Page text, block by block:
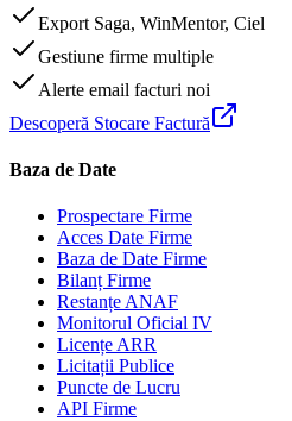
Export Saga, WinMentor, Ciel
Gestiune firme multiple
Alerte email facturi noi
Descoperă Stocare Factură
Baza de Date
Prospectare Firme
Acces Date Firme
Baza de Date Firme
Bilanț Firme
Restanțe ANAF
Monitorul Oficial IV
Licențe ARR
Licitații Publice
Puncte de Lucru
API Firme